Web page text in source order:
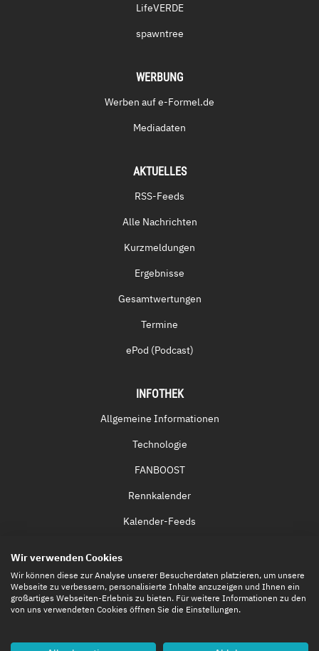
LifeVERDE
spawntree
WERBUNG
Werben auf e-Formel.de
Mediadaten
AKTUELLES
RSS-Feeds
Alle Nachrichten
Kurzmeldungen
Ergebnisse
Gesamtwertungen
Termine
ePod (Podcast)
INFOTHEK
Allgemeine Informationen
Technologie
FANBOOST
Rennkalender
Kalender-Feeds
Eintrittskarten
Wir verwenden Cookies
Wir können diese zur Analyse unserer Besucherdaten platzieren, um unsere
Webseite zu verbessern, personalisierte Inhalte anzuzeigen und Ihnen ein
großartiges Webseiten-Erlebnis zu bieten. Für weitere Informationen zu den
von uns verwendeten Cookies öffnen Sie die Einstellungen.